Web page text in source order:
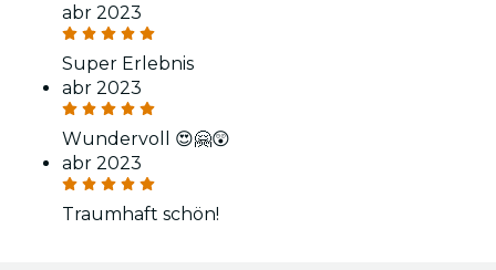
abr 2023
Super Erlebnis
abr 2023
Wundervoll 😍🤗😲
abr 2023
Traumhaft schön!